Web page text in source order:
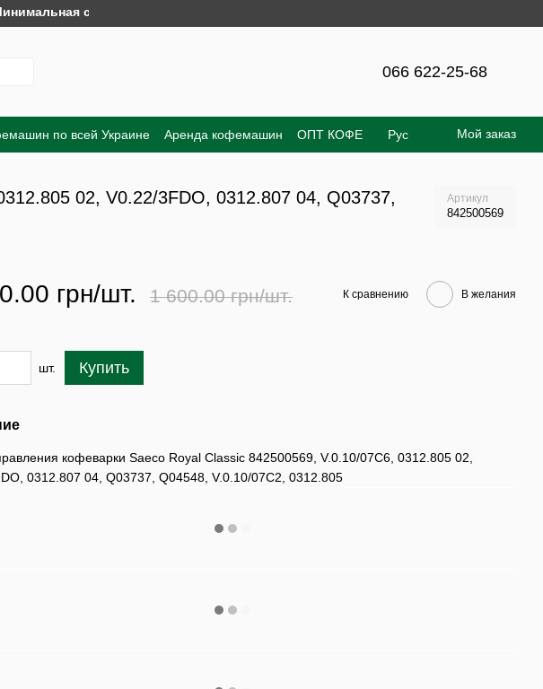
сумма заказа на сайте – 300 грн!
066 622-25-68
по всей Украине Аренда кофемашин
ОПТ КОФЕ
Пользовательское соглашение Отзывы о магазине
Рус Мой заказ
02, V0.22/3FDO, 0312.807 04, Q03737,
Артикул
842500569
грн/шт. 1 600.00 грн/шт. К сравнению В желания
шт. Купить
кофеварки Saeco Royal Classic 842500569, V.0.10/07C6, 0312.805 02,
0312.807 04, Q03737, Q04548, V.0.10/07C2, 0312.805